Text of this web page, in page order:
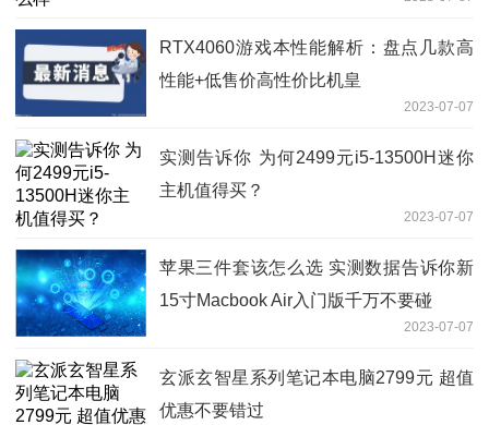
RTX4060游戏本性能解析：盘点几款高
性能+低售价高性价比机皇
2023-07-07
实测告诉你 为何2499元i5-13500H迷你
主机值得买？
2023-07-07
苹果三件套该怎么选 实测数据告诉你新
15寸Macbook Air入门版千万不要碰
2023-07-07
玄派玄智星系列笔记本电脑2799元 超值
优惠不要错过